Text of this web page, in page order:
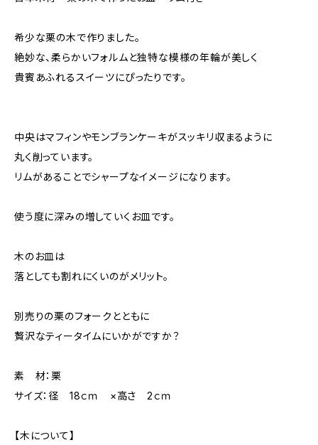
希少な栗の木で作りました。
絶妙な、柔らかいフォルムと独特な模様の年輪が美しく
貴賓あふれるスイーツにぴったりです。
中央はマフィンやモンブランケーキがスッキリ収まるように
丸く削っています。
リムがあることでシャープなイメージになります。
使う度に深みの増していくお皿です。
木のお皿は
落としても割れにくいのがメリット。
別売りの栗のフォークとともに
贅沢なティータイムにいかがですか？
素 材：栗
サイズ：径 18ｃｍ ×高さ 2ｃｍ
【木について】